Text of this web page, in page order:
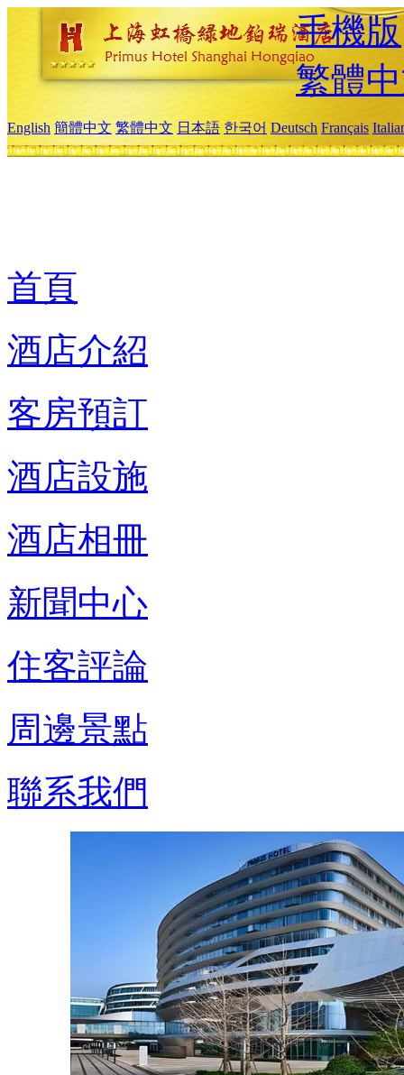
手機版
繁體
English 簡體中文 繁體中文 日本語 한국어 Deutsch Français
首頁
酒店介紹
客房預訂
酒店設施
酒店相冊
新聞中心
住客評論
周邊景點
聯系我們